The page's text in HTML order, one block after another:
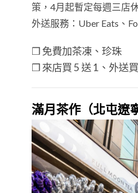
策，4月起暫定每週三店休
外送服務：Uber Eats、
❒ 免費加茶凍、珍珠
❒ 來店買 5 送 1、外送
滿月茶作（北屯遼